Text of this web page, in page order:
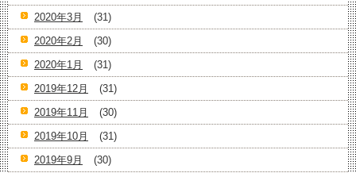
2020年3月
(31)
2020年2月
(30)
2020年1月
(31)
2019年12月
(31)
2019年11月
(30)
2019年10月
(31)
2019年9月
(30)